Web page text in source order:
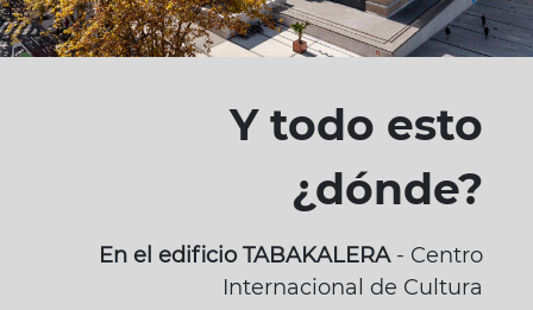
Y todo esto
¿dónde?
En el edificio TABAKALERA- Centro
Internacional de Cultura